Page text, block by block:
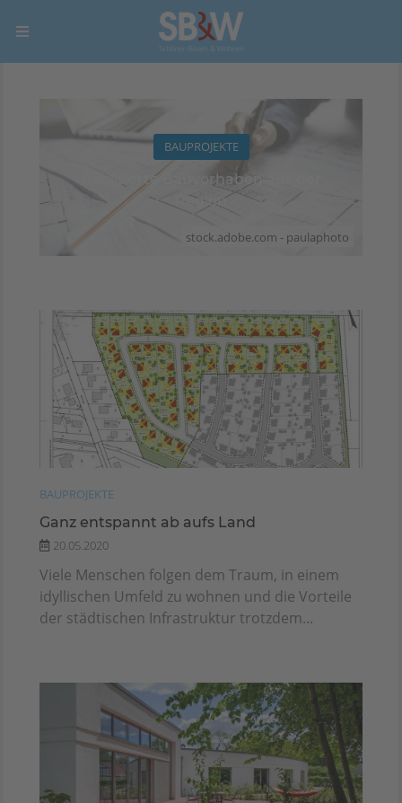
stock.adobe.com - paulaphoto
BAUPROJEKTE
Realisierte Bauvorhaben aus der
Region
BAUPROJEKTE
Ganz entspannt ab aufs Land
20.05.2020
Viele Menschen folgen dem Traum, in einem
idyllischen Umfeld zu wohnen und die Vorteile
der städtischen Infrastruktur trotzdem...